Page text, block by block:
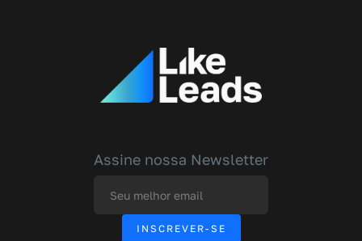
Assine nossa Newsletter